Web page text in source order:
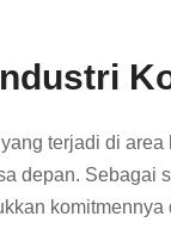
terjadi di
depan. Sebagai